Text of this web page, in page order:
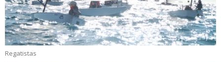
Regatistas